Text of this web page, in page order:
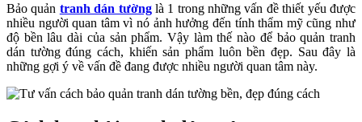
Bảo quản tranh dán tườnglà 1 trong những vấn đề thiết yếu được
nhiều người quan tâm vì nó ảnh hưởng đến tính thẩm mỹ cũng như
độ bền lâu dài của sản phẩm. Vậy làm thế nào để bảo quản tranh
dán tường đúng cách, khiến sản phẩm luôn bền đẹp. Sau đây là
những gợi ý về vấn đề đang được nhiều người quan tâm này.